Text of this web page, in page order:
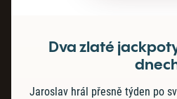
Dva zlaté
Jaroslav hrál přesně týden po